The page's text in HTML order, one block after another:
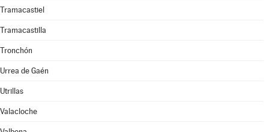
Tramacastiel
Tramacastilla
Tronchón
Urrea de Gaén
Utrillas
Valacloche